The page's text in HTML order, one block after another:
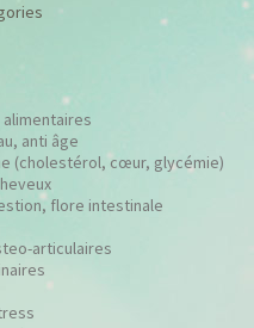
anti âge
(cholestérol, cœur, glycémie)
flore intestinale
articulaires